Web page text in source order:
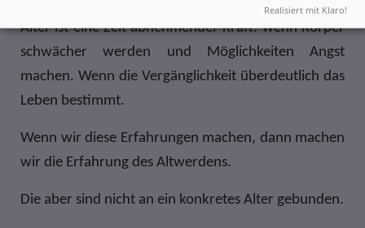
Alter ist eine Zeit abnehmender Kraft: wenn Körper
schwächer werden und Möglichkeiten Angst
machen. Wenn die Vergänglichkeit überdeutlich das
Leben bestimmt.
Wenn wir diese Erfahrungen machen, dann machen
wir die Erfahrung des Altwerdens.
Die aber sind nicht an ein konkretes Alter gebunden.
Realisiert mit Klaro!